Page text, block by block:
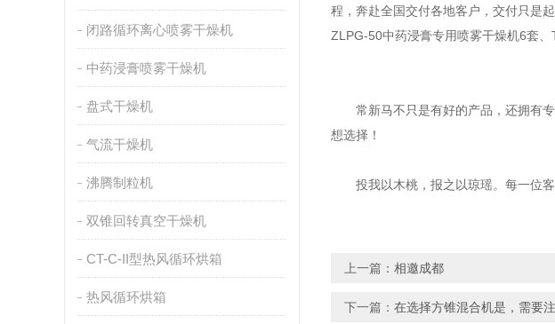
闭路循环离心喷雾干燥机
中药浸膏喷雾干燥机
盘式干燥机
气流干燥机
沸腾制粒机
双锥回转真空干燥机
CT-C-II型热风循环烘箱
热风循环烘箱
程，奔赴全国交付各地客户，交付只是
ZLPG-50中药浸膏专用喷雾干燥机6套
常新马不只是有好的产品，还拥有专
想选择！
投我以木桃，报之以琼瑶。每一位客
上一篇： 相邀成都
下一篇： 在选择方锥混合机是，需要